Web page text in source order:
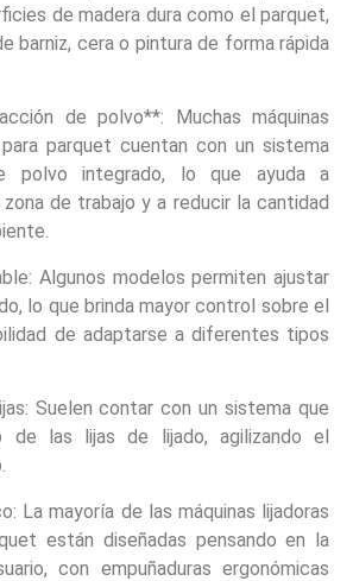
de madera dura como el parquet,
barniz, cera o pintura de forma rápida
de polvo**: Muchas máquinas
parquet cuentan con un sistema
polvo integrado, lo que ayuda a
de trabajo y a reducir la cantidad
Algunos modelos permiten ajustar
lo que brinda mayor control sobre el
de adaptarse a diferentes tipos
Suelen contar con un sistema que
de las lijas de lijado, agilizando el
La mayoría de las máquinas lijadoras
están diseñadas pensando en la
con empuñaduras ergonómicas